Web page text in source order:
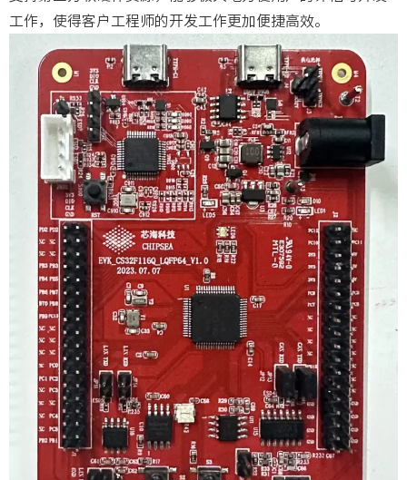
工作，使得客户工程师的开发工作更加便捷高效。